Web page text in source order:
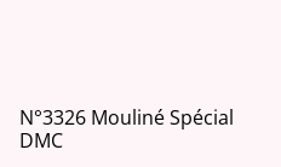
N°3326 Mouliné Spécial
DMC